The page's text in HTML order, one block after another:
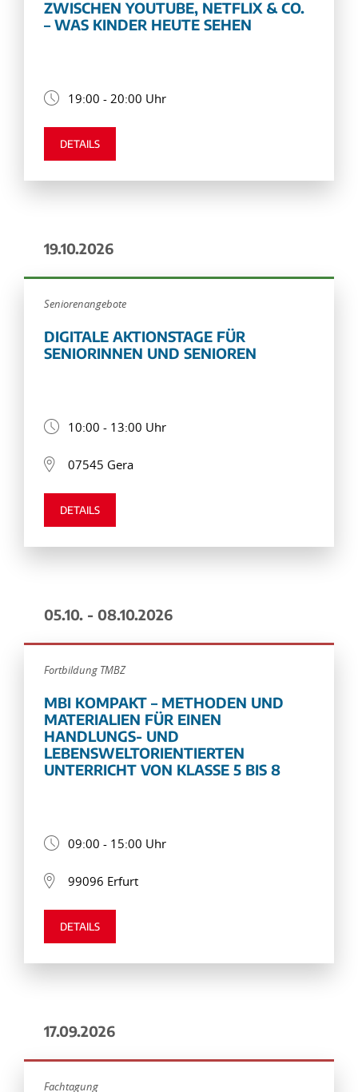
ZWISCHEN YOUTUBE, NETFLIX & CO.
– WAS KINDER HEUTE SEHEN
19:00 - 20:00 Uhr
DETAILS
19.10.2026
Seniorenangebote
DIGITALE AKTIONSTAGE FÜR
SENIORINNEN UND SENIOREN
10:00 - 13:00 Uhr
07545 Gera
DETAILS
05.10. - 08.10.2026
Fortbildung TMBZ
MBI KOMPAKT – METHODEN UND
MATERIALIEN FÜR EINEN
HANDLUNGS- UND
LEBENSWELTORIENTIERTEN
UNTERRICHT VON KLASSE 5 BIS 8
09:00 - 15:00 Uhr
99096 Erfurt
DETAILS
17.09.2026
Fachtagung